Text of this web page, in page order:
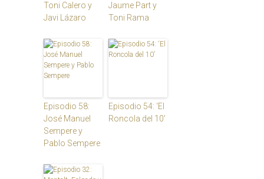
Toni Calero y
Javi Lázaro
Jaume Part y
Toni Rama
Episodio 58:
José Manuel
Sempere y
Pablo Sempere
Episodio 54: ‘El
Roncola del 10’